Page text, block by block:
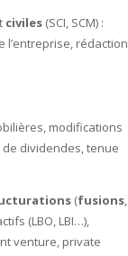
civiles(SCI, SCM) :
rédaction
modifications
dividendes, tenue
(fusions,
(LBO, LBI…),
venture, private